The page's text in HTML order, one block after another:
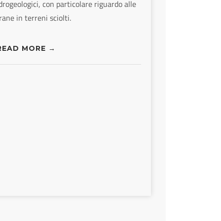
con particolare riguardo alle
in terreni sciolti.
MORE →